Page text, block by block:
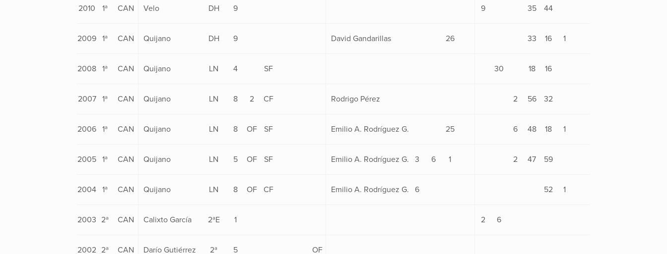
2010 1ª CAN Velo DH 9 9 35 44
2009 1ª CAN Quijano DH 9 David Gandarillas 26 33 16 1
2008 1ª CAN Quijano LN 4 SF 30 18 16
2007 1ª CAN Quijano LN 8 2 CF Rodrigo Pérez 2 56 32
2006 1ª CAN Quijano LN 8 OF SF Emilio A. Rodríguez G. 25 6 48 18 1
2005 1ª CAN Quijano LN 5 OF SF Emilio A. Rodríguez G. 3 6 1 2 47 59
2004 1ª CAN Quijano LN 8 OF CF Emilio A. Rodríguez G. 6 52 1
2003 2ª CAN Calixto García 2ªE 1 2 6
2002 2ª CAN Darío Gutiérrez 2ª 5 OF